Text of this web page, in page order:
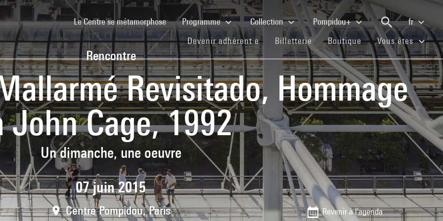
Le Centre se métamorphose(current)Programme Collection Pompidou+
fr
Devenir adhérent·e(current)Billetterie(current)Boutique(current)Vous êtes
Rencontre
Revisitado, Hommage
John Cage, 1992
Un dimanche, une oeuvre
07 juin 2015
Centre Pompidou, Paris Revenir à l'agenda